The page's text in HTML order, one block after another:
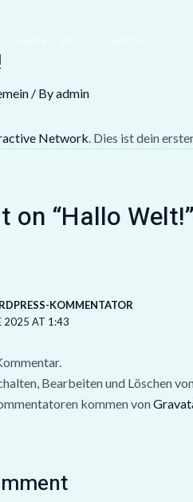
/ Byadmin
Network. Dies ist dein
on “Hallo Welt!”
KOMMENTATOR
2025 AT 1:43
Bearbeiten und Löschen
kommen von